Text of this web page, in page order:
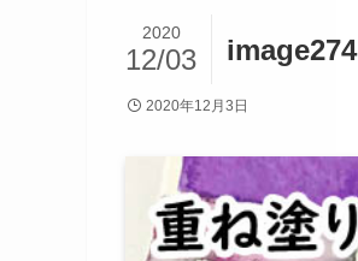
image274
2020
12/03
2020年12月3日